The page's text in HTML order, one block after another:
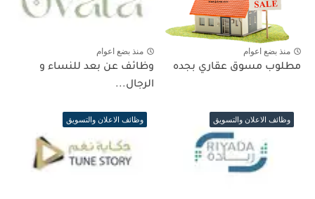
منذ بضع اعوام
مطلوب مسوق عقاري بجده
منذ بضع اعوام
وظائف عن بعد للنساء و
الرجال...
وظائف الاعلان والتسويق وظائف الاعلان والتسويق